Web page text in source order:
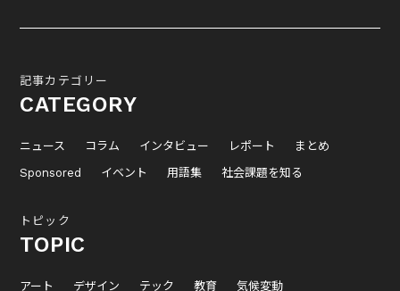
記事カテゴリー
CATEGORY
ニュース コラム インタビュー レポート
まとめ
Sponsored
イベント 用語集 社会課題を知る
トピック
TOPIC
アート デザイン テック 教育 気候変動